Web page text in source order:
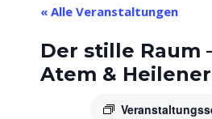
« Alle Veranstaltungen
Der stille Raum
Atem &